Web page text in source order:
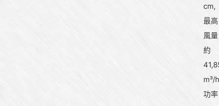
cm,
最高
風量
約
m³/
功率